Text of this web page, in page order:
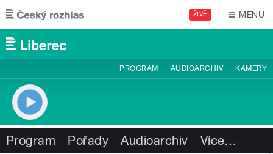
Přejít k hlavnímu obsahu
ŽIVĚ MENU
PROGRAM AUDIOARCHIV KAMERY
Program Pořady Audioarchiv Více…